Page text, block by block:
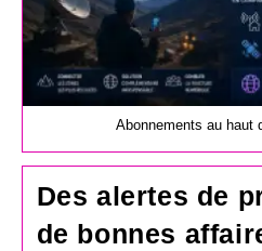
Abonnements au haut
Des alertes de
de bonnes